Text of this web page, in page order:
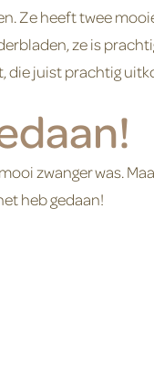
Ze heeft twee
ze is
die juist prachtig
zwanger was.
heb gedaan!